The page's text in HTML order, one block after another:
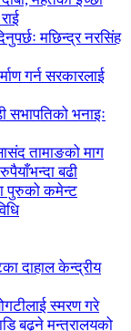
मछिन्द्र नरसिंह
गर्न सरकारलाई
सभापतिको भनाइः
तामाङको माग
बढी
पुरुको कमेन्ट
दाहाल केन्द्रीय
स्मरण गरे
बढ्ने मन्त्रालयको